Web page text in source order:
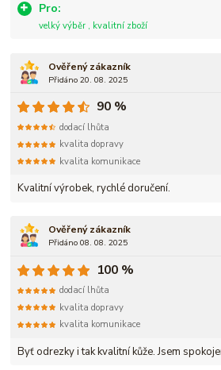
Pro:
velký výběr , kvalitní zboží
Ověřený zákazník
Přidáno 20. 08. 2025
Kvalitní výrobek, rychlé doručení.
90 %
dodací lhůta
kvalita dopravy
kvalita komunikace
Ověřený zákazník
Přidáno 08. 08. 2025
Byť odrezky i tak kvalitní kůže. Jsem
100 %
dodací lhůta
kvalita dopravy
kvalita komunikace